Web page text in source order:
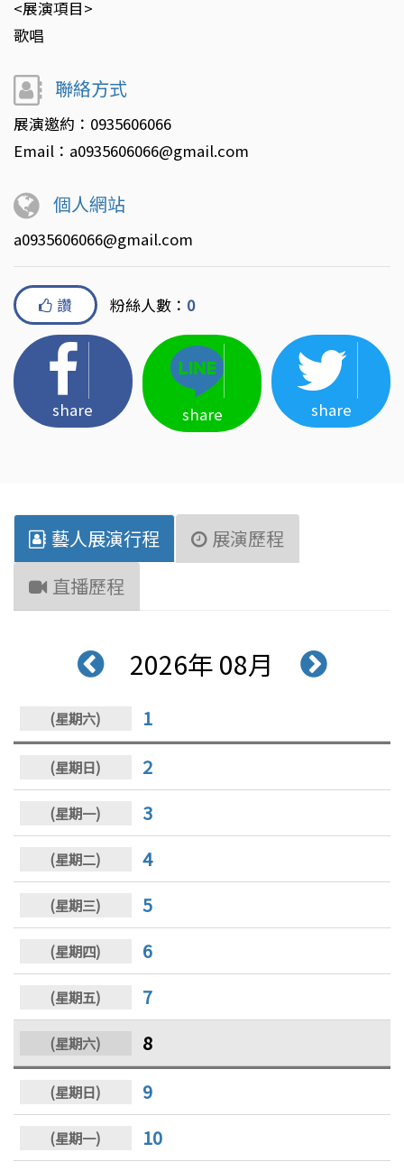
<展演項目>
歌唱
聯絡方式
展演邀約：0935606066
Email：a0935606066@gmail.com
個人網站
a0935606066@gmail.com
讚 粉絲人數： 0
share share share
藝人展演行程
展演歷程
直播歷程
2026年 08月
1
2
3
4
5
6
7
8
9
10